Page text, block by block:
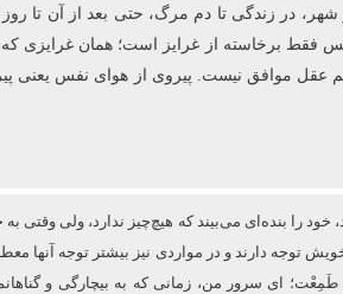
در زندگی تا دم مرگ، حتی بعد از آن تا
فقط برخاسته از غرایز است؛ همان غرایزی
عقل موافق نیست. پیروی از هوای نفس یعنی
را بنده‌ای می‌بیند که هیچ‌چیز ندارد، ولی وقتی
خویش توجه دارند و در مواردی نیز بیشتر
ای سرور من، زمانی که به بیچارگی و